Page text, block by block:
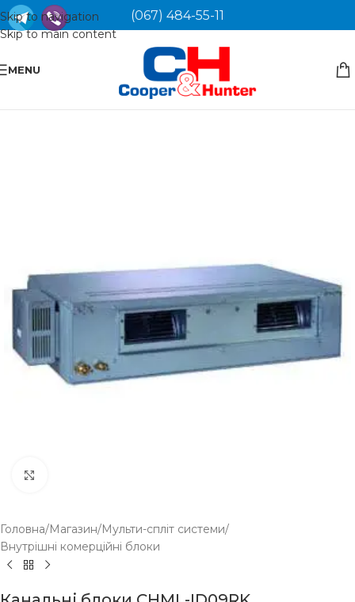
Skip to navigation
Skip to main content
(067) 484-55-11
MENU
Головна/Магазин/Мульти-спліт системи/
Внутрішні комерційні блоки